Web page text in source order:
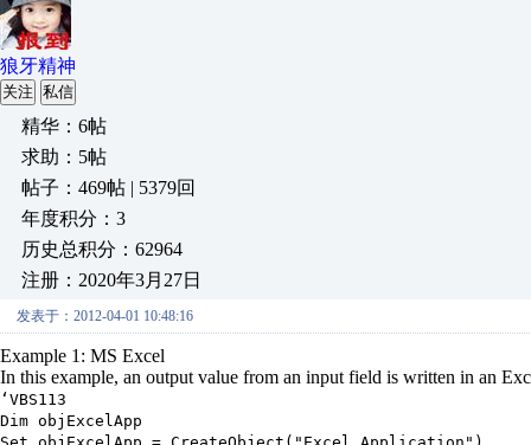
狼牙精神
关注 私信
精华：6帖
求助：5帖
帖子：469帖 | 5379回
年度积分：3
历史总积分：62964
注册：2020年3月27日
发表于：2012-04-01 10:48:16
Example 1: MS Excel
In this example, an output value from an input field is written in an
‘VBS113
Dim objExcelApp